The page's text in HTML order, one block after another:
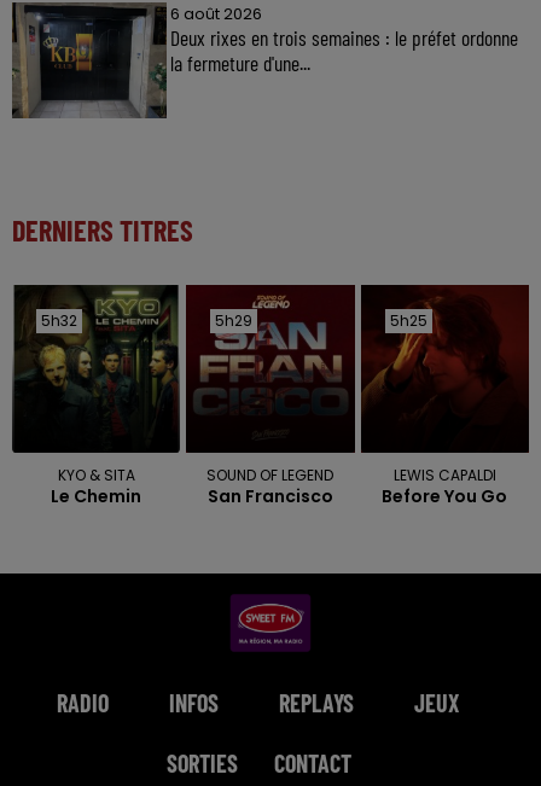
6 août 2026
Deux rixes en trois semaines : le préfet ordonne
la fermeture d'une...
DERNIERS TITRES
5h32
5h32
KYO & SITA
Le Chemin
5h29
5h29
SOUND OF LEGEND
San Francisco
5h25
5h25
LEWIS CAPALDI
Before You Go
RADIO INFOS REPLAYS JEUX
SORTIES CONTACT